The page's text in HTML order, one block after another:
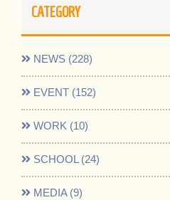
CATEGORY
NEWS (228)
EVENT (152)
WORK (10)
SCHOOL (24)
MEDIA (9)